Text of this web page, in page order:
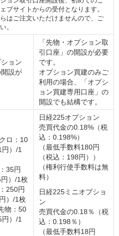
ブサイトからの受付となります。
はご注文いただけませんので、ご
。
ション
設が
「先物・オプション取
引口座」の開設が必要
です。
オプション買建のみご
利用の場合、「オプシ
ョン買建専用口座」の
開設でも結構です。
ロ：10
）/1
35円
円）/1枚
250円
）/1枚
物：50
）/1
日経225オプション
売買代金の0.18%（税
込：0.198%）
（最低手数料180円
（税込：198円））
（権利行使手数料は無
料）
日経225ミニオプショ
ン
売買代金の0.18％（税
込：0.198％）
（最低手数料18円